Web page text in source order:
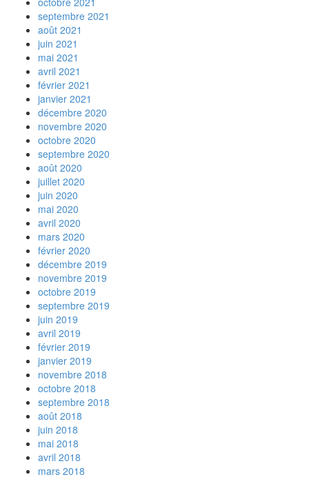
septembre 2021
août 2021
juin 2021
mai 2021
avril 2021
février 2021
janvier 2021
décembre 2020
novembre 2020
octobre 2020
septembre 2020
août 2020
juillet 2020
juin 2020
mai 2020
avril 2020
mars 2020
février 2020
décembre 2019
novembre 2019
octobre 2019
septembre 2019
juin 2019
avril 2019
février 2019
janvier 2019
novembre 2018
octobre 2018
septembre 2018
août 2018
juin 2018
mai 2018
avril 2018
mars 2018